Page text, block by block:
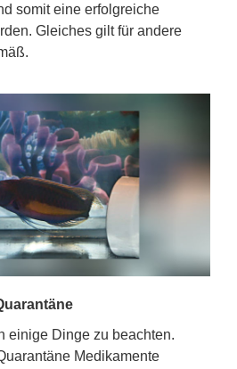
somit eine erfolgreiche
Gleiches gilt für andere
einige Dinge zu beachten.
Medikamente